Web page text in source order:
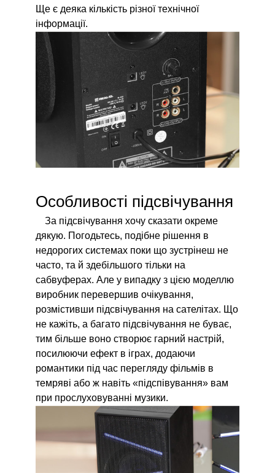
Ще є деяка кількість різної технічної
інформації.
Особливості підсвічування
За підсвічування хочу сказати окреме
дякую. Погодьтесь, подібне рішення в
недорогих системах поки що зустрінеш не
часто, та й здебільшого тільки на
сабвуферах. Але у випадку з цією моделлю
виробник перевершив очікування,
розмістивши підсвічування на сателітах. Що
не кажіть, а багато підсвічування не буває,
тим більше воно створює гарний настрій,
посилюючи ефект в іграх, додаючи
романтики під час перегляду фільмів в
темряві або ж навіть «підспівування» вам
при прослуховуванні музики.